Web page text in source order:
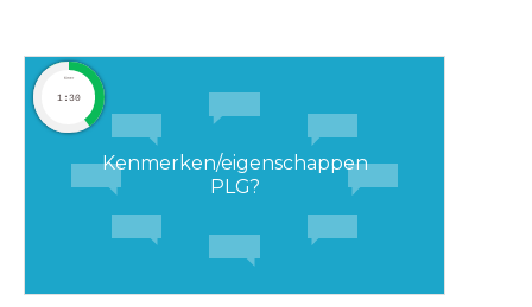
timer
1:30
Kenmerken/eigenschappen
PLG?